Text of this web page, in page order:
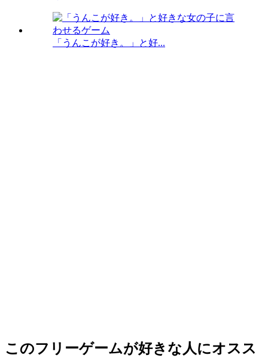
「うんこが好き。」と好...
このフリーゲームが好きな人にオスス